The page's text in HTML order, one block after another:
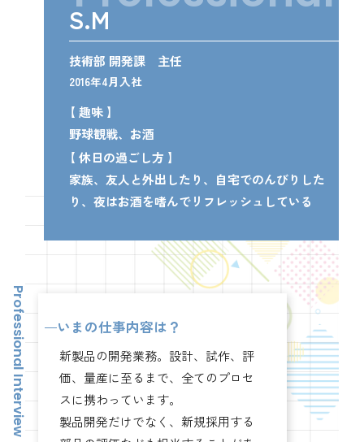
S.M
技術部 開発課 主任
2016年4月入社
趣味
野球観戦、お酒
休日の過ごし方
家族、友人と外出したり、自宅でのんびりした
り、夜はお酒を嗜んでリフレッシュしている
いまの仕事内容は？
新製品の開発業務。設計、試作、評
価、量産に至るまで、全てのプロセ
スに携わっています。
製品開発だけでなく、新規採用する